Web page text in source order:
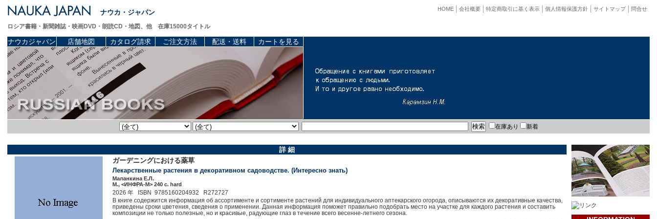
ナウカ・ジャパン 問合せ
サイトマップ
個人情報保護方針
特定商取引に基く表示
会社概要
HOME
ロシア書籍・新聞雑誌・映画DVD・朗読CD・地図、他 在庫15000タイトル
ナウカジャパン 店舗地図 カタログ請求 ご注文方法 配送・送料 カートを見る
在庫あり 新着
詳 細
ガーデニングにおける薬草
Лекарственные растения в декоративном садоводстве. (Интересно знать)
Маланкина Е.Л.
М., <ИНФРА-М> 240 c. hard
2026 年 ISBN 9785160204932 R272727
В книге содержится информация об ассортименте и сортименте растений для индивидуального аптекарского огорода, описываются их декоративные качества,
приведены сроки цветения, сведения о применении. Данная информация поможет правильно подобрать место на участке для каждого растения и составить
композиции не только полезные, но и красивые, радующие глаз в течение всего весенне-летнего сезона.